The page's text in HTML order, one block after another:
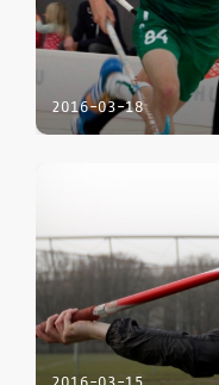
2016-03-18